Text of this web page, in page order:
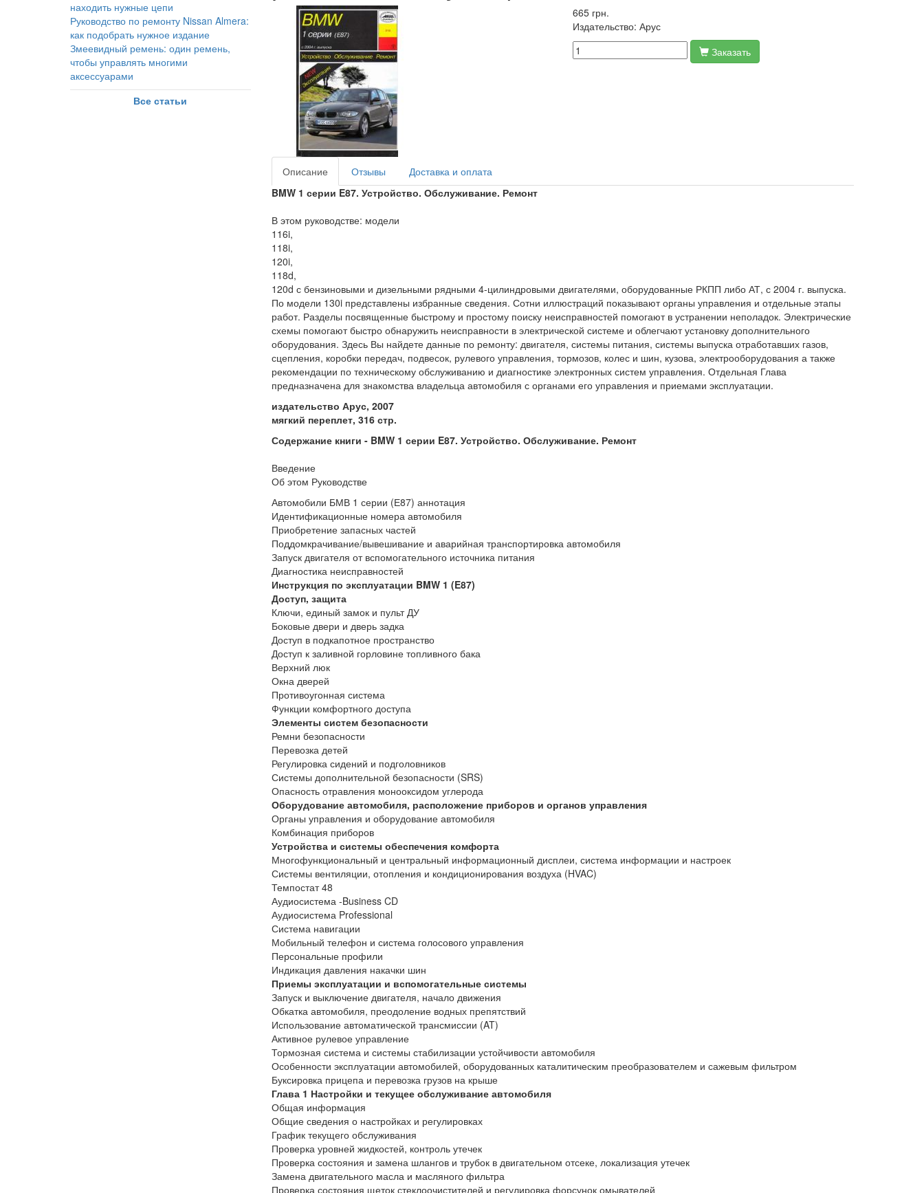
находить нужные цепи
Руководство по ремонту Nissan Almera:
как подобрать нужное издание
Змеевидный ремень: один ремень,
чтобы управлять многими
аксессуарами
Все статьи
665 грн.
Издательство: Арус
Заказать
Описание Отзывы
Доставка и оплата
BMW 1 серии E87. Устройство. Обслуживание. Ремонт
В этом руководстве: модели
116i,
118i,
120i,
118d,
120d с бензиновыми и дизельными рядными 4-цилиндровыми двигателями, оборудованные РКПП либо АТ, с 2004 г. выпуска.
По модели 130i представлены избранные сведения. Сотни иллюстраций показывают органы управления и отдельные этапы
работ. Разделы посвященные быстрому и простому поиску неисправностей помогают в устранении неполадок. Электрические
схемы помогают быстро обнаружить неисправности в электрической системе и облегчают установку дополнительного
оборудования. Здесь Вы найдете данные по ремонту: двигателя, системы питания, системы выпуска отработавших газов,
сцепления, коробки передач, подвесок, рулевого управления, тормозов, колес и шин, кузова, электрооборудования а также
рекомендации по техническому обслуживанию и диагностике электронных систем управления. Отдельная Глава
предназначена для знакомства владельца автомобиля с органами его управления и приемами эксплуатации.
издательство Арус, 2007
мягкий переплет, 316 стр.
Содержание книги - BMW 1 серии E87. Устройство. Обслуживание. Ремонт
Введение
Об этом Руководстве
Автомобили БМВ 1 серии (Е87) аннотация
Идентификационные номера автомобиля
Приобретение запасных частей
Поддомкрачивание/вывешивание и аварийная транспортировка автомобиля
Запуск двигателя от вспомогательного источника питания
Диагностика неисправностей
Инструкция по эксплуатации BMW 1 (E87)
Доступ, защита
Ключи, единый замок и пульт ДУ
Боковые двери и дверь задка
Доступ в подкапотное пространство
Доступ к заливной горловине топливного бака
Верхний люк
Окна дверей
Противоугонная система
Функции комфортного доступа
Элементы систем безопасности
Ремни безопасности
Перевозка детей
Регулировка сидений и подголовников
Системы дополнительной безопасности (SRS)
Опасность отравления монооксидом углерода
Оборудование автомобиля, расположение приборов и органов управления
Органы управления и оборудование автомобиля
Комбинация приборов
Устройства и системы обеспечения комфорта
Многофункциональный и центральный информационный дисплеи, система информации и настроек
Системы вентиляции, отопления и кондиционирования воздуха (HVAC)
Темпостат 48
Аудиосистема -Business CD
Аудиосистема Professional
Система навигации
Мобильный телефон и система голосового управления
Персональные профили
Индикация давления накачки шин
Приемы эксплуатации и вспомогательные системы
Запуск и выключение двигателя, начало движения
Обкатка автомобиля, преодоление водных препятствий
Использование автоматической трансмиссии (AT)
Активное рулевое управление
Тормозная система и системы стабилизации устойчивости автомобиля
Особенности эксплуатации автомобилей, оборудованных каталитическим преобразователем и сажевым фильтром
Буксировка прицепа и перевозка грузов на крыше
Глава 1 Настройки и текущее обслуживание автомобиля
Общая информация
Общие сведения о настройках и регулировках
График текущего обслуживания
Проверка уровней жидкостей, контроль утечек
Проверка состояния и замена шлангов и трубок в двигательном отсеке, локализация утечек
Замена двигательного масла и масляного фильтра
Проверка состояния щеток стеклоочистителей и регулировка форсунок омывателей